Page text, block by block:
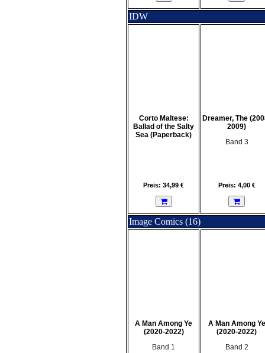
IDW
Corto Maltese:
Ballad of the Salty
Sea (Paperback)
Preis: 34,99 €
Dreamer, The
2009)
Band 3
Preis: 4,00 €
Image Comics (16)
A Man Among Ye
(2020-2022)
Band 1
A Man Among Ye
(2020-2022)
Band 2